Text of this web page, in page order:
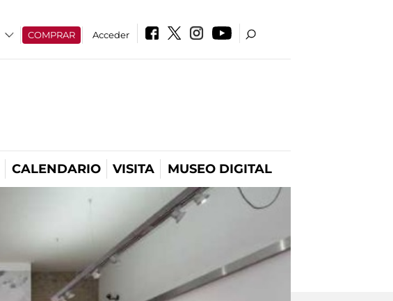
COMPRAR Acceder
CALENDARIO VISITA MUSEO DIGITAL